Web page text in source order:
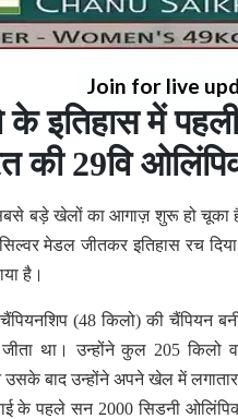
Join for live
इतिहास में
की 29वि
बड़े खेलों का आगाज़ शुरू हो चूका
सिल्वर मेडल जीतकर इतिहास रच
है।
चैंपियनशिप (48 किलो) की
था। उन्होंने कुल 205
बाद उन्होंने अपने खेल में
के पहले सन 2000 सिडनी